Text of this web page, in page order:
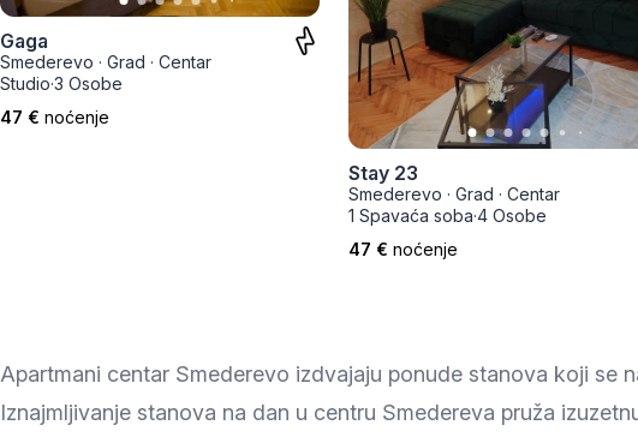
Smederevo
Čačak Uvac
Pančevo Novi Pazar
Vranje Gornji
Paraćin Bor
Bačka
Gaga
Smederevo · Grad · Centar
Studio·3 Osobe
47 € noćenje
Stay 23
Smederevo · Grad · Centar
1 Spavaća soba·4 Osobe
47 € noćenje
Apartmani centar Smederevo izdvajaju ponude stanova koji se
Iznajmljivanje stanova na dan u centru Smedereva pruža